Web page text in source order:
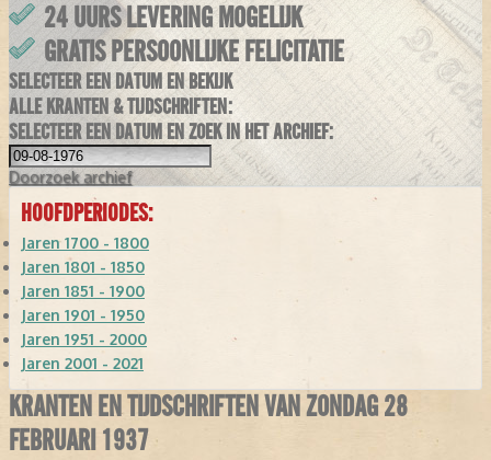
24 UURS LEVERING MOGELIJK
GRATIS PERSOONLIJKE FELICITATIE
SELECTEER EEN DATUM EN BEKIJK
ALLE KRANTEN & TIJDSCHRIFTEN:
SELECTEER EEN DATUM EN ZOEK IN HET ARCHIEF:
Doorzoek archief
HOOFDPERIODES:
Jaren 1700 - 1800
Jaren 1801 - 1850
Jaren 1851 - 1900
Jaren 1901 - 1950
Jaren 1951 - 2000
Jaren 2001 - 2021
KRANTEN EN TIJDSCHRIFTEN VAN ZONDAG 28
FEBRUARI 1937